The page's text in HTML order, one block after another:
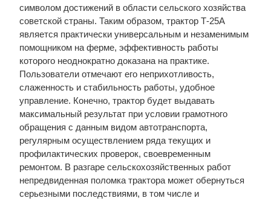
символом достижений в области сельского хозяйства
советской страны. Таким образом, трактор Т-25А
является практически универсальным и незаменимым
помощником на ферме, эффективность работы
которого неоднократно доказана на практике.
Пользователи отмечают его неприхотливость,
слаженность и стабильность работы, удобное
управление. Конечно, трактор будет выдавать
максимальный результат при условии грамотного
обращения с данным видом автотранспорта,
регулярным осуществлением ряда текущих и
профилактических проверок, своевременным
ремонтом. В разгаре сельскохозяйственных работ
непредвиденная поломка трактора может обернуться
серьезными последствиями, в том числе и